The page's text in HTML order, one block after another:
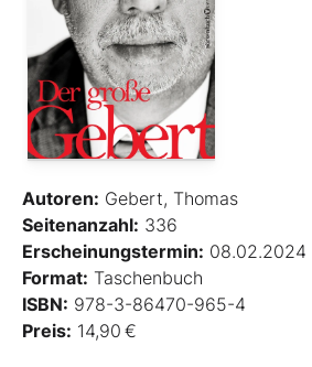
Autoren: Gebert, Thomas
Seitenanzahl: 336
Erscheinungstermin: 08.02.2024
Format: Taschenbuch
ISBN: 978-3-86470-965-4
Preis: 14,90 €